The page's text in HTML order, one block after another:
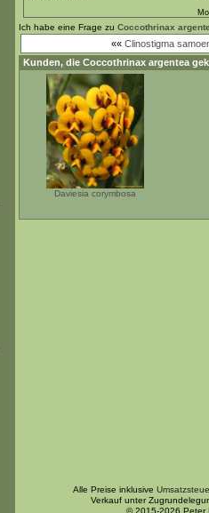
Ich habe eine Frage zu Coccothrinax
«« Clinostigma
Kunden, die Coccothrinax argentea
Daviesia corymbosa
Alle Preise inklusive
Verkauf unter
© 2015-2026 Peter